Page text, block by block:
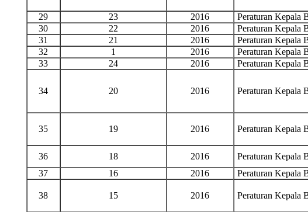
29 23 2016 Peraturan Kepala
30
22 2016 Peraturan Kepala
31
21 2016 Peraturan Kepala
32
1 2016 Peraturan Kepala
33
24 2016 Peraturan Kepala
34 20 2016 Peraturan Kepala
35 19 2016 Peraturan Kepala
36 18 2016 Peraturan Kepala
37
16 2016 Peraturan Kepala
38 15 2016 Peraturan Kepala